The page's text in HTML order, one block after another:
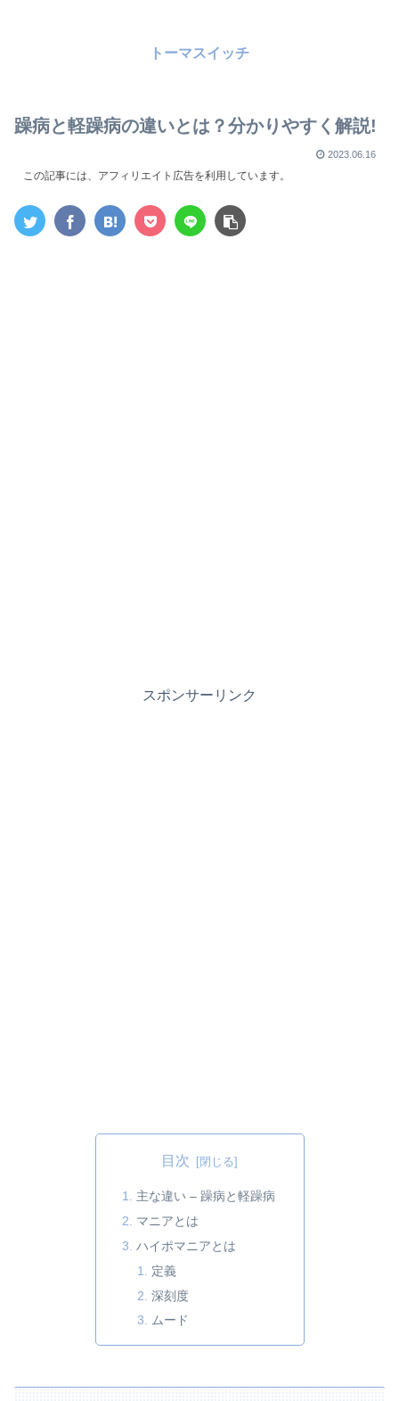
トーマスイッチ
躁病と軽躁病の違いとは？分かりやすく解説!
2023.06.16
この記事には、アフィリエイト広告を利用しています。
スポンサーリンク
目次
主な違い – 躁病と軽躁病
マニアとは
ハイポマニアとは
定義
深刻度
ムード